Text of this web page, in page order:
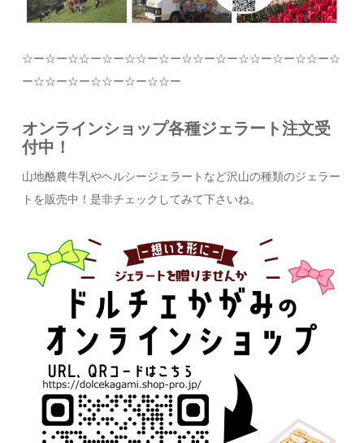
☆ー☆ー☆☆ー☆ー☆☆ー☆ー☆☆ー☆ー☆☆ー☆ー☆☆ー☆
ー☆☆ー☆ー☆☆ー☆ー☆☆ー
オンラインショップ各種ジェラート注文受
付中！
山地酪農牛乳やヘルシージェラートなど沢山の種類のジェラー
トを販売中！是非チェックしてみて下さいね。